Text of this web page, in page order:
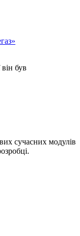
був
сучасних модулів